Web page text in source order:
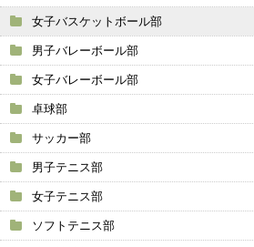
女子バスケットボール部
男子バレーボール部
女子バレーボール部
卓球部
サッカー部
男子テニス部
女子テニス部
ソフトテニス部